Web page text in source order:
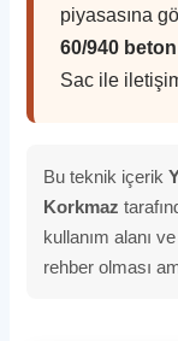
piyasasına
60/940
Sac ile
Bu teknik içerik
Korkmaz
kullanım alanı
rehber olması